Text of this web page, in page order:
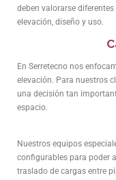
deben valorarse
elevación, diseño y uso.
En Serretecno nos
elevación. Para nuestros
una decisión tan
espacio.
Nuestros equipos
configurables para poder
traslado de cargas entre